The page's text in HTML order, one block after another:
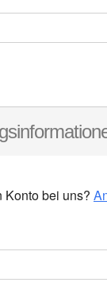
Konto bei uns?